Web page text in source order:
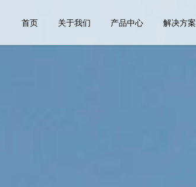
首页 关于我们 产品中心 解决方案